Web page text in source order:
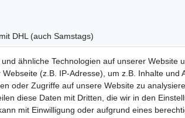
DHL (auch Samstags)
Impressum
ähnliche Technologien auf unserer Website
(z.B. IP-Adresse), um z.B. Inhalte und
oder Zugriffe auf unsere Website zu
diese Daten mit Dritten, die wir in den
mit Einwilligung oder aufgrund eines